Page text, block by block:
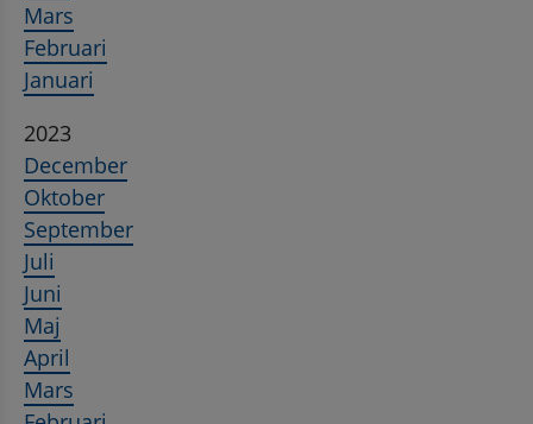
Mars
Februari
Januari
2023
December
Oktober
September
Juli
Juni
Maj
April
Mars